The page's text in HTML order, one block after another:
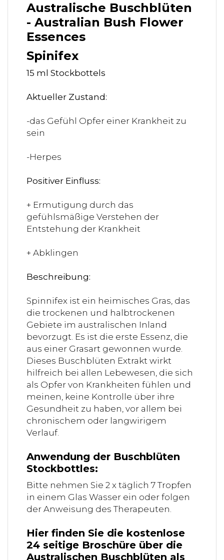
Australische Buschblüten
- Australian Bush Flower
Essences
Spinifex
15 ml Stockbottels
Aktueller Zustand:
-das Gefühl Opfer einer Krankheit zu
sein
-Herpes
Positiver Einfluss:
+ Ermutigung durch das
gefühlsmäßige Verstehen der
Entstehung der Krankheit
+ Abklingen
Beschreibung:
Spinnifex ist ein heimisches Gras, das
die trockenen und halbtrockenen
Gebiete im australischen Inland
bevorzugt. Es ist die erste Essenz, die
aus einer Grasart gewonnen wurde.
Dieses Buschblüten Extrakt wirkt
hilfreich bei allen Lebewesen, die sich
als Opfer von Krankheiten fühlen und
meinen, keine Kontrolle über ihre
Gesundheit zu haben, vor allem bei
chronischem oder langwirigem
Verlauf.
Anwendung der Buschblüten
Stockbottles:
Bitte nehmen Sie 2 x täglich 7 Tropfen
in einem Glas Wasser ein oder folgen
der Anweisung des Therapeuten.
Hier finden Sie die kostenlose
24 seitige Broschüre über die
Australischen Buschblüten als